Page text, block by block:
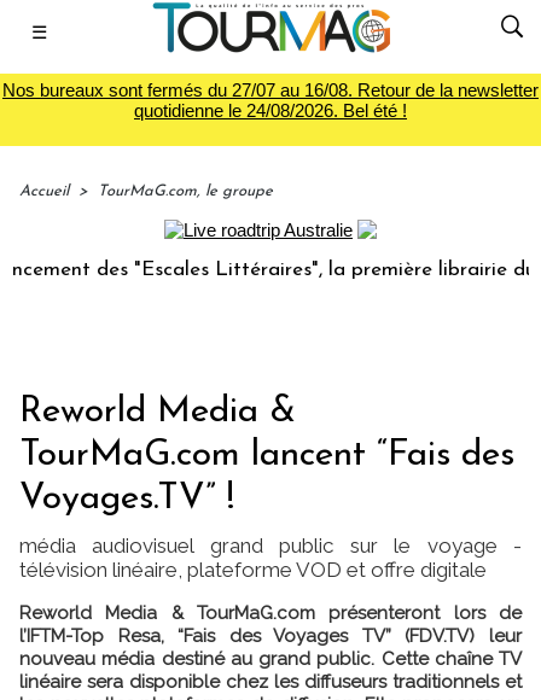
☰
Nos bureaux sont fermés du 27/07 au 16/08. Retour de la newsletter
quotidienne le 24/08/2026. Bel été !
Accueil > TourMaG.com, le groupe
des "Escales Littéraires", la première librairie du voyage
Reworld Media &
TourMaG.com lancent “Fais des
Voyages.TV” !
média audiovisuel grand public sur le voyage -
télévision linéaire, plateforme VOD et offre digitale
Reworld Media & TourMaG.com présenteront lors de
l’IFTM-Top Resa, “Fais des Voyages TV” (FDV.TV) leur
nouveau média destiné au grand public. Cette chaîne TV
linéaire sera disponible chez les diffuseurs traditionnels et